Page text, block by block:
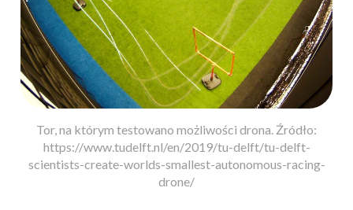
Tor, na którym testowano możliwości drona. Źródło:
https://www.tudelft.nl/en/2019/tu-delft/tu-delft-
scientists-create-worlds-smallest-autonomous-racing-
drone/